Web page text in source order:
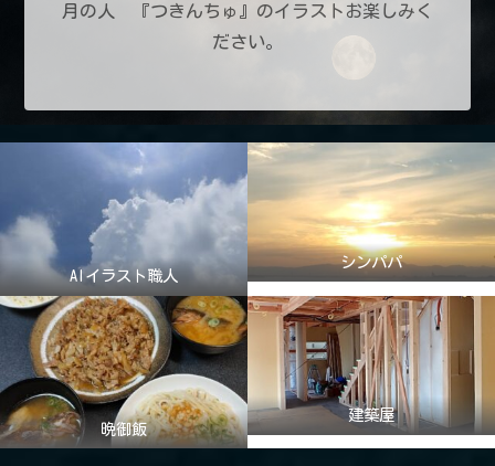
月の人 『つきんちゅ』のイラストお楽しみく
ださい。
AIイラスト職人
シンパパ
晩御飯
建築屋